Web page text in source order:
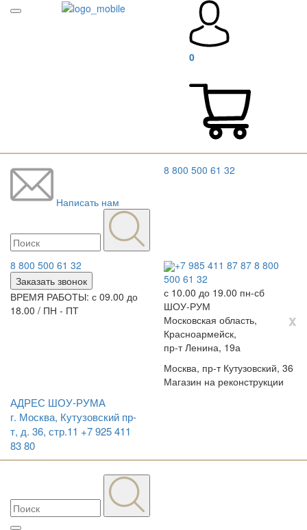
0
Написать нам
8 800 500 61 32
8 800 500 61 32
Заказать звонок
ВРЕМЯ РАБОТЫ: с 09.00 до
18.00 / ПН - ПТ
+7 985 411 87 87 8 800
500 61 32
с 10.00 до 19.00 пн-сб
ШОУ-РУМ
x
Московская область,
Красноармейск,
пр-т Ленина, 19а
Москва, пр-т Кутузовский, 36
Магазин на реконструкции
АДРЕС ШОУ-РУМА
г. Москва, Кутузовский пр-
т, д. 36, стр.11 +7 925 411
83 80